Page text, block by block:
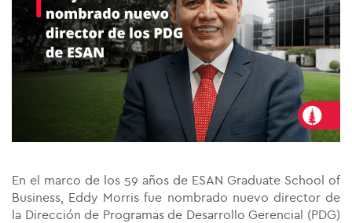
En el marco de los 59 años de ESAN Graduate School of
Business, Eddy Morris fue nombrado nuevo director de
la Dirección de Programas de Desarrollo Gerencial (PDG)